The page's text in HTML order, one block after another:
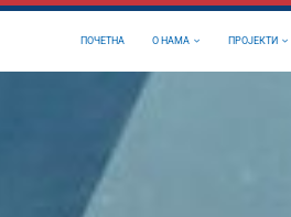
ПОЧЕТНА О НАМА ПРОЈЕКТИ